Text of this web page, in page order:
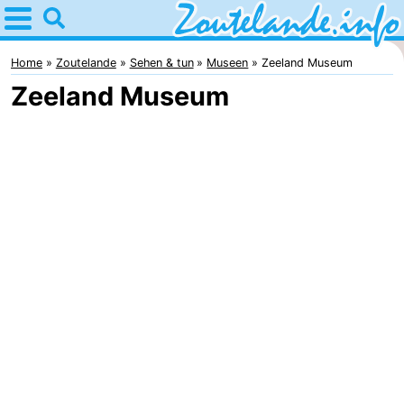
Home
Zoutelande
Tipps
Home Zoutelande Sehen & tun Museen Zeeland Museum
Zeeland Museum